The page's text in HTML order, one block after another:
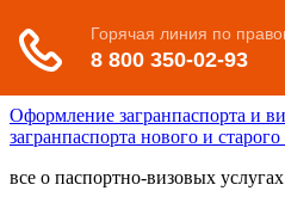
Оформление загранпаспорта и
загранпаспорта нового и
все о паспортно-визовых услугах